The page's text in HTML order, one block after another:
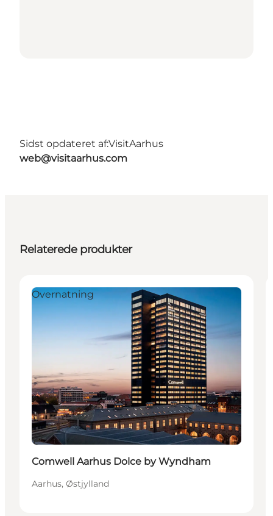
Sidst opdateret af:VisitAarhus
web@visitaarhus.com
Relaterede produkter
Bæredygtige oplevelser
Overnatning
Comwell Aarhus Dolce by Wyndham
Aarhus, Østjylland